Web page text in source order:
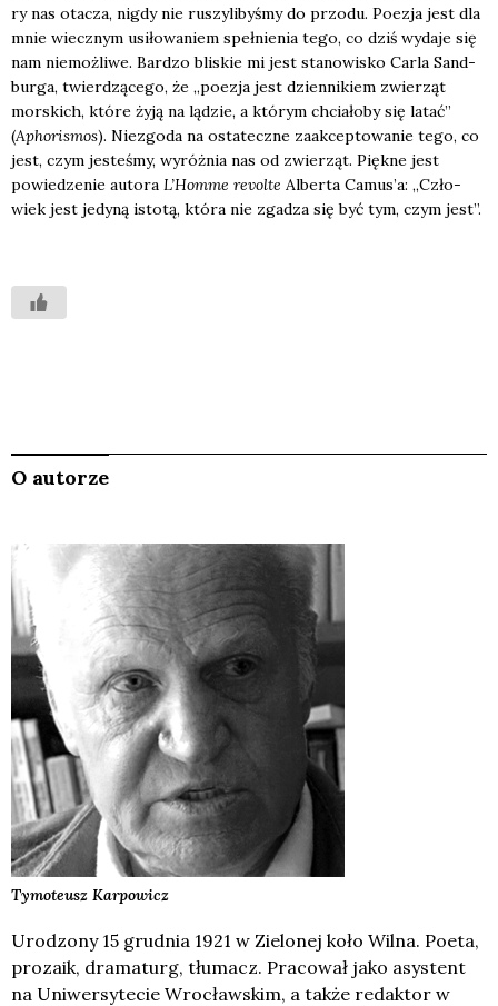
ry nas ota­cza, nigdy nie ruszy­li­by­śmy do przo­du. Poezja jest dla
mnie wiecz­nym usi­ło­wa­niem speł­nie­nia tego, co dziś wyda­je się
nam nie­moż­li­we. Bar­dzo bli­skie mi jest sta­no­wi­sko Car­la Sand­
bur­ga, twier­dzą­ce­go, że „poezja jest dzien­ni­kiem zwie­rząt
mor­skich, któ­re żyją na lądzie, a któ­rym chcia­ło­by się latać”
(Apho­ri­smos). Nie­zgo­da na osta­tecz­ne zaak­cep­to­wa­nie tego, co
jest, czym jeste­śmy, wyróż­nia nas od zwie­rząt. Pięk­ne jest
powie­dze­nie auto­ra L’Homme revol­te Alber­ta Camus’a: „Czło­
wiek jest jedy­ną isto­tą, któ­ra nie zga­dza się być tym, czym jest”.
O autorze
Tymoteusz Karpowicz
Urodzony 15 grudnia 1921 w Zielonej koło Wilna. Poeta,
prozaik, dramaturg, tłumacz. Pracował jako asystent
na Uniwersytecie Wrocławskim, a także redaktor w